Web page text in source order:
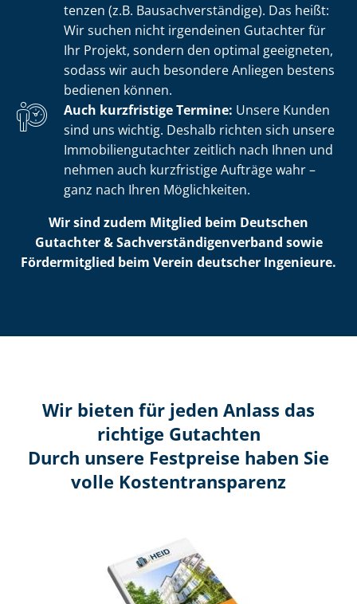
ten­zen (z.B. Bau­sach­ver­stän­di­ge). Das heißt:
Wir suchen nicht irgendeinen Gutachter für
Ihr Projekt, sondern den optimal geeigneten,
sodass wir auch besondere Anliegen bestens
bedienen können.
Auch kurzfristige Termine: Unsere Kunden
sind uns wichtig. Deshalb richten sich unsere
Im­mo­bi­li­en­gut­ach­ter zeitlich nach Ihnen und
nehmen auch kurzfristige Aufträge wahr –
ganz nach Ihren Möglichkeiten.
Wir sind zudem Mitglied beim Deutschen
Gutachter & Sach­ver­stän­di­gen­ver­band sowie
Fördermitglied beim Verein deutscher Ingenieure.
Wir bieten für jeden Anlass das
richtige Gutachten
Durch unsere Festpreise haben Sie
volle Kosten­transparenz